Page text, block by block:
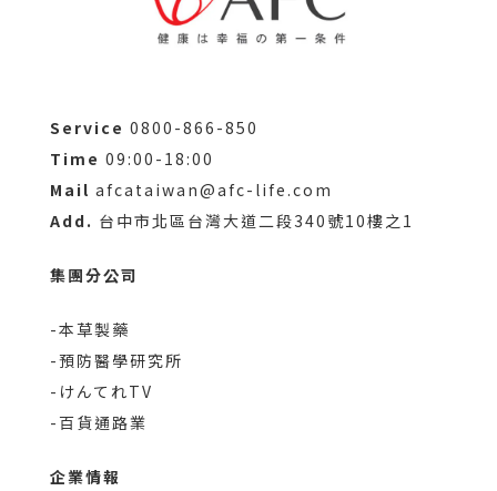
Service 0800-866-850
Time 09:00-18:00
Mail afcataiwan@afc-life.com
Add. 台中市北區台灣大道二段340號10樓之1
集團分公司
-本草製藥
-預防醫學研究所
-けんてれTV
-百貨通路業
企業情報